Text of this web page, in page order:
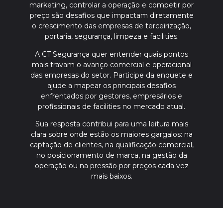
marketing, controlar a operação e competir por
preço são desafios que impactam diretamente
o crescimento das empresas de terceirização,
portaria, segurança, limpeza e facilities.
A CT Segurança quer entender quais pontos
mais travam o avanço comercial e operacional
das empresas do setor. Participe da enquete e
ajude a mapear os principais desafios
enfrentados por gestores, empresários e
profissionais de facilities no mercado atual.
Sua resposta contribui para uma leitura mais
clara sobre onde estão os maiores gargalos: na
captação de clientes, na qualificação comercial,
no posicionamento de marca, na gestão da
operação ou na pressão por preços cada vez
mais baixos.